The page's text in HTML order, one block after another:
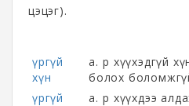
цэцэг).
үргүй
хүн
а. Үр хүүхэдгүй
болох
үргүй
а. Үр хүүхдээ